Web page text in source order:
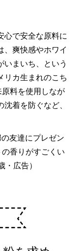
心で安全な原料に
、爽快感やホワイ
いまいち、という
リカ生まれのこち
料を使用しなが
着を防ぐなど、
友達にプレゼン
の香りがすごくい
・広告）